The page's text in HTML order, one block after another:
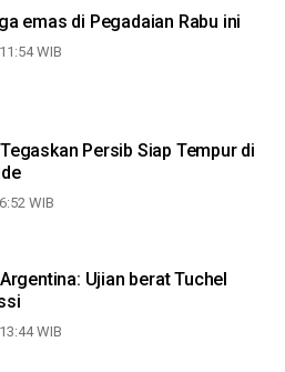
emas di Pegadaian Rabu ini
WIB
Persib Siap Tempur di
WIB
Ujian berat Tuchel
WIB